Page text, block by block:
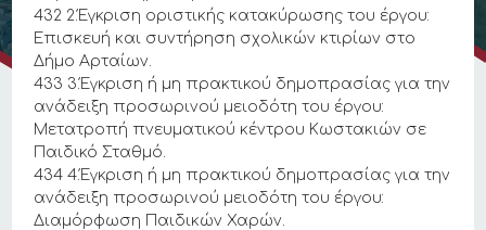
432 2.Έγκριση οριστικής κατακύρωσης του έργου:
Επισκευή και συντήρηση σχολικών κτιρίων στο
Δήμο Αρταίων.
433 3.Έγκριση ή μη πρακτικού δημοπρασίας για την
ανάδειξη προσωρινού μειοδότη του έργου:
Μετατροπή πνευματικού κέντρου Κωστακιών σε
Παιδικό Σταθμό.
434 4.Έγκριση ή μη πρακτικού δημοπρασίας για την
ανάδειξη προσωρινού μειοδότη του έργου:
Διαμόρφωση Παιδικών Χαρών.